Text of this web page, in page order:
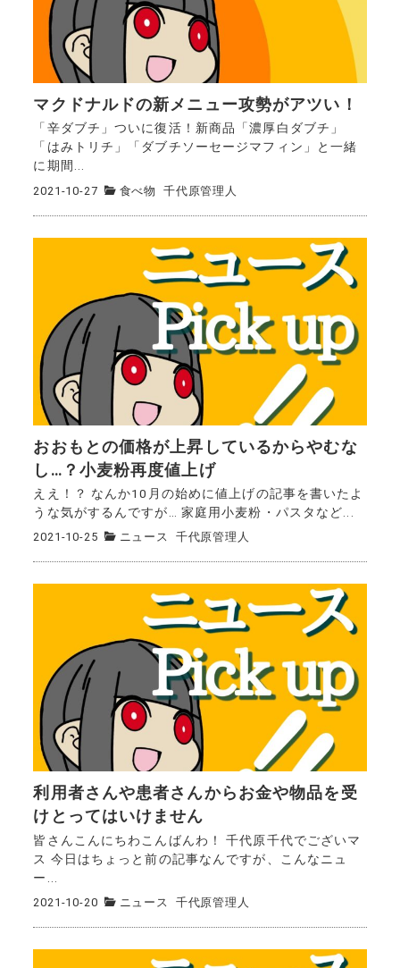
マクドナルドの新メニュー攻勢がアツい！
「辛ダブチ」ついに復活！新商品「濃厚白ダブチ」
「はみトリチ」「ダブチソーセージマフィン」と一緒
に期間...
2021-10-27 食べ物 千代原管理人
おおもとの価格が上昇しているからやむな
し…？小麦粉再度値上げ
ええ！？ なんか10月の始めに値上げの記事を書いたよ
うな気がするんですが… 家庭用小麦粉・パスタなど...
2021-10-25 ニュース 千代原管理人
利用者さんや患者さんからお金や物品を受
けとってはいけません
皆さんこんにちわこんばんわ！ 千代原千代でございマ
ス 今日はちょっと前の記事なんですが、こんなニュ
ー...
2021-10-20 ニュース 千代原管理人